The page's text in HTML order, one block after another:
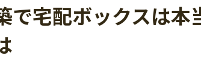
で宅配ボックスは本